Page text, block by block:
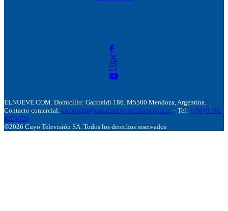
ELNUEVE.COM. Domicillo: Garibaldi 186. M5500 Mendoza, Argentina.
Contacto comercial: comercial@canalnuevemendoza.com.ar – Tel: +(54) 9 261
4204020
©2026 Cuyo Televisión SA. Todos los derechos reservados